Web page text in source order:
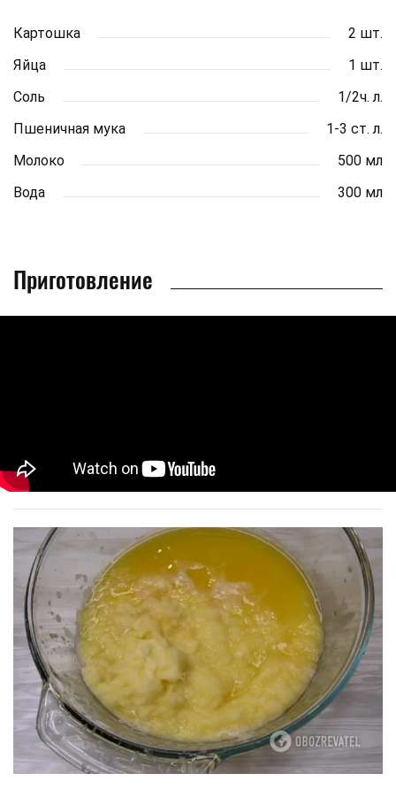
Картошка
2 шт.
Яйца
1 шт.
Соль
1/2ч. л.
Пшеничная мука
1-3 ст. л.
Молоко
500 мл
Вода
300 мл
Приготовление